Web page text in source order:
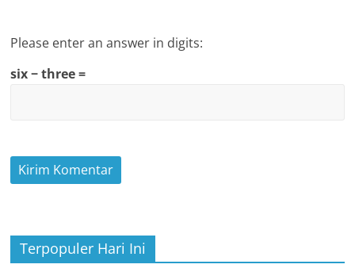
Please enter an answer in digits:
six − three =
Terpopuler Hari Ini